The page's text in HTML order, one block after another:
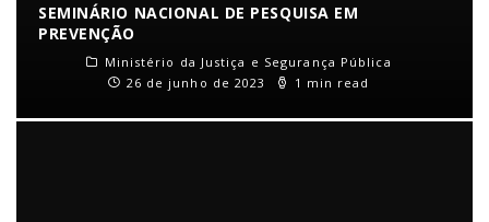
SEMINÁRIO NACIONAL DE PESQUISA EM
PREVENÇÃO
Ministério da Justiça e Segurança Pública
26 de junho de 2023
1 min read